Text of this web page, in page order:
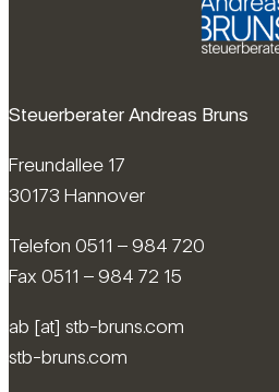
Steuerberater Andreas Bruns
Freundallee 17
30173 Hannover
Telefon 0511 – 984 720
Fax 0511 – 984 72 15
ab [at] stb-bruns.com
stb-bruns.com